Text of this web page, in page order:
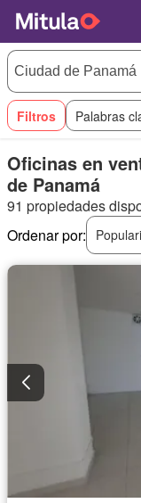
Filtros Palabras
Oficinas en
de Panamá
91 propiedades
Ordenar por: